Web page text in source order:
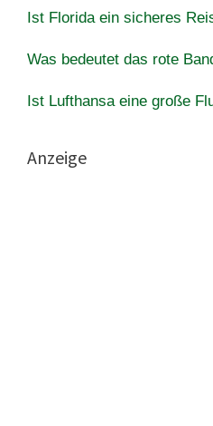
Ist Florida ein sicheres
Was bedeutet das rote
Ist Lufthansa eine große
Anzeige